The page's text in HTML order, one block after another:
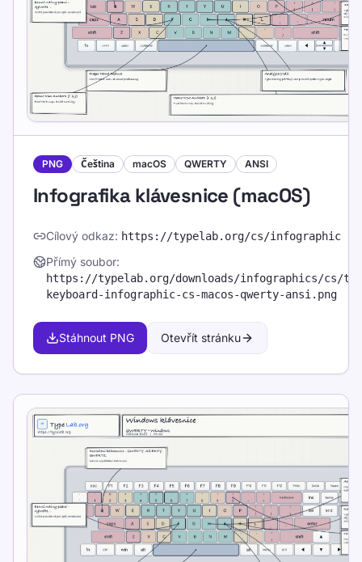
WPM a přesnost.
Výcvik
Otestujte se
Přímá stažení
Lokalizované zdrojové stránky
Stáhnout PNG
Sdílet na Facebooku
Sdílet na LinkedIn
Sdílet na WhatsApp
PNG Čeština macOS QWERTY ANSI
Infografika klávesnice (macOS)
Cílový odkaz: https://typelab.org/cs/infographic
Přímý soubor:
https://typelab.org/downloads/infographics/cs/
keyboard-infographic-cs-macos-qwerty-ansi.png
Stáhnout PNG Otevřít stránku